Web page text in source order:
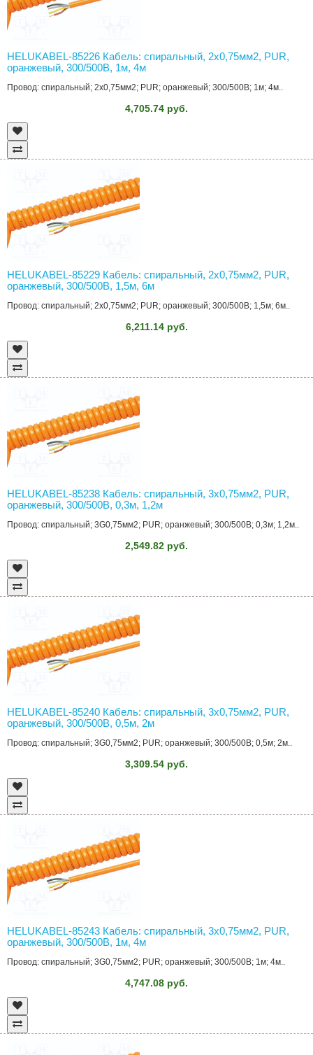
HELUKABEL-85226 Кабель: спиральный, 2x0,75мм2, PUR,
оранжевый, 300/500В, 1м, 4м
Провод: спиральный; 2x0,75мм2; PUR; оранжевый; 300/500В; 1м; 4м..
4,705.74 руб.
HELUKABEL-85229 Кабель: спиральный, 2x0,75мм2, PUR,
оранжевый, 300/500В, 1,5м, 6м
Провод: спиральный; 2x0,75мм2; PUR; оранжевый; 300/500В; 1,5м; 6м..
6,211.14 руб.
HELUKABEL-85238 Кабель: спиральный, 3x0,75мм2, PUR,
оранжевый, 300/500В, 0,3м, 1,2м
Провод: спиральный; 3G0,75мм2; PUR; оранжевый; 300/500В; 0,3м; 1,2м..
2,549.82 руб.
HELUKABEL-85240 Кабель: спиральный, 3x0,75мм2, PUR,
оранжевый, 300/500В, 0,5м, 2м
Провод: спиральный; 3G0,75мм2; PUR; оранжевый; 300/500В; 0,5м; 2м..
3,309.54 руб.
HELUKABEL-85243 Кабель: спиральный, 3x0,75мм2, PUR,
оранжевый, 300/500В, 1м, 4м
Провод: спиральный; 3G0,75мм2; PUR; оранжевый; 300/500В; 1м; 4м..
4,747.08 руб.